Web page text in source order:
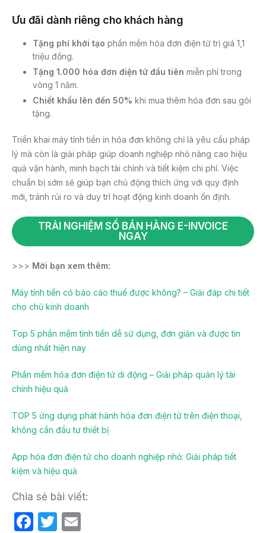
Ưu đãi dành riêng cho khách hàng
Tặng phí khởi tạo phần mềm hóa đơn điện tử trị giá 1,1
triệu đồng.
Tặng 1.000 hóa đơn điện tử đầu tiên miễn phí trong
vòng 1 năm.
Chiết khấu lên đến 50% khi mua thêm hóa đơn sau gói
tặng.
Triển khai máy tính tiền in hóa đơn không chỉ là yêu cầu pháp
lý mà còn là giải pháp giúp doanh nghiệp nhỏ nâng cao hiệu
quả vận hành, minh bạch tài chính và tiết kiệm chi phí. Việc
chuẩn bị sớm sẽ giúp bạn chủ động thích ứng với quy định
mới, tránh rủi ro và duy trì hoạt động kinh doanh ổn định.
TRẢI NGHIỆM SỔ BÁN HÀNG E-INVOICE
NGAY
>>> Mời bạn xem thêm:
Máy tính tiền có báo cáo thuế được không? – Giải đáp chi tiết
cho chủ kinh doanh
Top 5 phần mềm tính tiền dễ sử dụng, đơn giản và được tin
dùng nhất hiện nay
Phần mềm hóa đơn điện tử di động – Giải pháp quản lý tài
chính hiệu quả
TOP 5 ứng dụng phát hành hóa đơn điện tử trên điện thoại,
không cần đầu tư thiết bị
App hóa đơn điện tử cho doanh nghiệp nhỏ: Giải pháp tiết
kiệm và hiệu quả
Chia sẻ bài viết:
F
T